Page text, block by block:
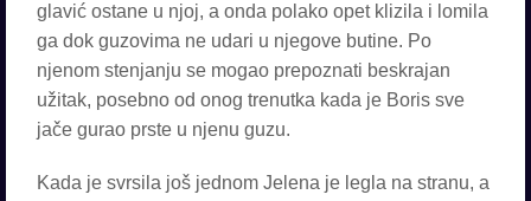
glavić ostane u njoj, a onda polako opet klizila i lomila
ga dok guzovima ne udari u njegove butine. Po
njenom stenjanju se mogao prepoznati beskrajan
užitak, posebno od onog trenutka kada je Boris sve
jače gurao prste u njenu guzu.
Kada je svrsila još jednom Jelena je legla na stranu, a